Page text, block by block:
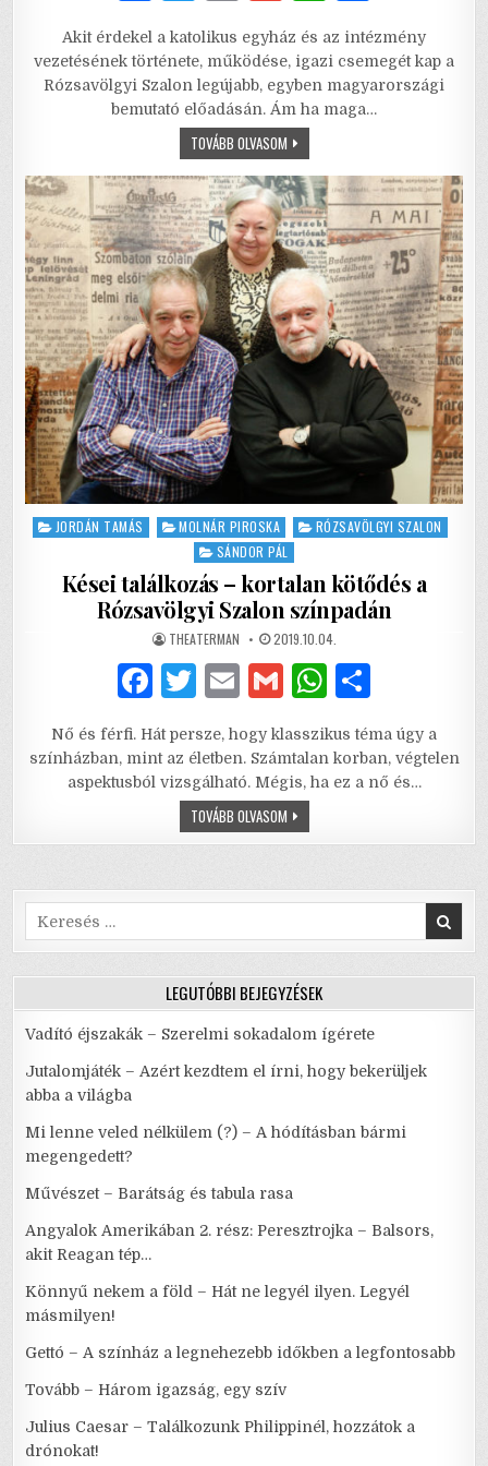
c
e
b
o
k
it
te
r
ai
l
ai
l
at
s
A
p
ar
e
Akit érdekel a katolikus egyház és az intézmény
vezetésének története, működése, igazi csemegét kap a
Rózsavölgyi Szalon legújabb, egyben magyarországi
bemutató előadásán. Ám ha maga…
TOVÁBB OLVASOMA
KÉT
–
LEGENDÁK
TALÁLKOZÁSA
A
RÓZSAVÖLGYI
SZALONBAN
Posted
JORDÁN TAMÁS MOLNÁR PIROSKA
RÓZSAVÖLGYI SZALON
SÁNDOR PÁL
Kései találkozás – kortalan kötődés a
Rózsavölgyi Szalon színpadán
AUTHOR:
THEATERMAN PUBLISHED
DATE:
2019.10.04.
F
c
e
o
o
T
it
te
r
E
ai
l
G
ai
l
W
at
s
p
p
ar
e
Nő és férfi. Hát persze, hogy klasszikus téma úgy a
színházban, mint az életben. Számtalan korban, végtelen
aspektusból vizsgálható. Mégis, ha ez a nő és…
TOVÁBB OLVASOMKÉSEI
TALÁLKOZÁS
–
A
RÓZSAVÖLGYI
Search
for:
LEGUTÓBBI BEJEGYZÉSEK
Vadító éjszakák – Szerelmi sokadalom ígérete
Jutalomjáték – Azért kezdtem el írni, hogy bekerüljek
abba a világba
Mi lenne veled nélkülem (?) – A hódításban bármi
megengedett?
Művészet – Barátság és tabula rasa
Angyalok Amerikában 2. rész: Peresztrojka – Balsors,
akit Reagan tép…
Könnyű nekem a föld – Hát ne legyél ilyen. Legyél
másmilyen!
Gettó – A színház a legnehezebb időkben a legfontosabb
Tovább – Három igazság, egy szív
Julius Caesar – Találkozunk Philippinél, hozzátok a
drónokat!